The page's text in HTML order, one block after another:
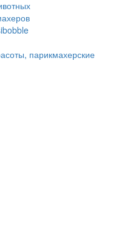
парикмахерские